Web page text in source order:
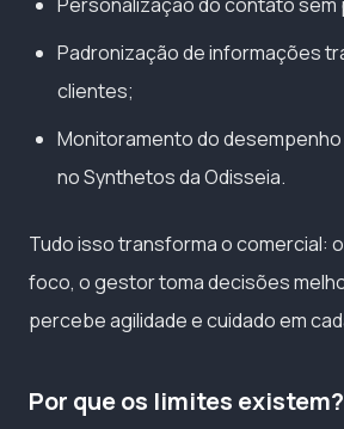
Padronização de informações
clientes;
Monitoramento do
no Synthetos da Odisseia.
Tudo isso transforma o comercial:
foco, o gestor toma decisões
percebe agilidade e cuidado em
Por que os limites existem?